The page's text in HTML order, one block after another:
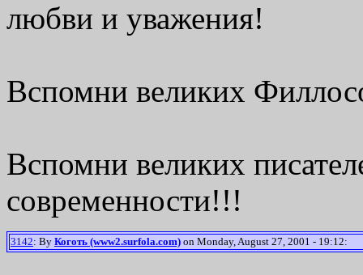
любви и уважения!
Вспомни великих
Вспомни великих
современности!!!
3142: By Коготь (www2.surfola.com) on Monday, August 27, 2001 - 19:12: